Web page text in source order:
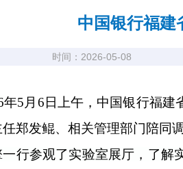
中国银行福建
时间：2026-05-08
年5月6日上午，中国银行福建
郑发鲲、相关管理部门陪同调
一行参观了实验室展厅，了解